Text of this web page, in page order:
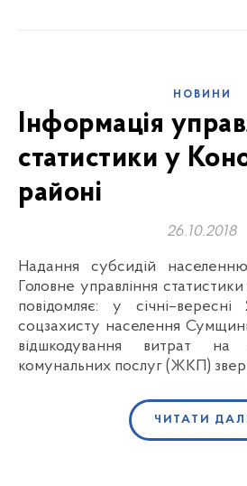
НОВИНИ
Інформація
статистики у
районі
26.10.2018
Надання субсидій населенню Сумської області
Головне управління
повідомляє: у
соцзахисту населення
відшкодування витрат на
комунальних послуг (ЖКП)
ЧИТАТИ ДАЛІ